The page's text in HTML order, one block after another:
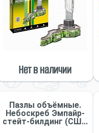
Нет в наличии
Пазлы объёмные.
Небоскреб Эмпайр-
стейт-билдинг (СШ...